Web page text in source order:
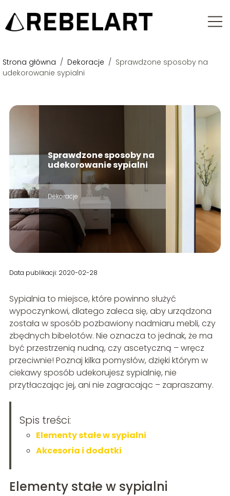
Strona główna / Dekoracje / Sprawdzone sposoby na
udekorowanie sypialni
Sprawdzone sposoby na
udekorowanie sypialni
Dekoracje
Data publikacji: 2020-02-28
Sypialnia to miejsce, które powinno służyć
wypoczynkowi, dlatego zaleca się, aby urządzona
została w sposób pozbawiony nadmiaru mebli, czy
zbędnych bibelotów. Nie oznacza to jednak, że ma
być przestrzenią nudną, czy ascetyczną – wręcz
przeciwnie! Poznaj kilka pomysłów, dzięki którym w
ciekawy sposób udekorujesz sypialnię, nie
przytłaczając jej, ani nie zagracając – zapraszamy.
Spis treści:
Elementy stałe w sypialni
Akcesoria i dodatki
Elementy stałe w sypialni